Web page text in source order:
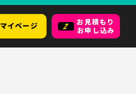
マイページ
お見積もり
お申し込み